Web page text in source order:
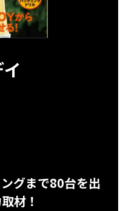
グまで80台を出
材！